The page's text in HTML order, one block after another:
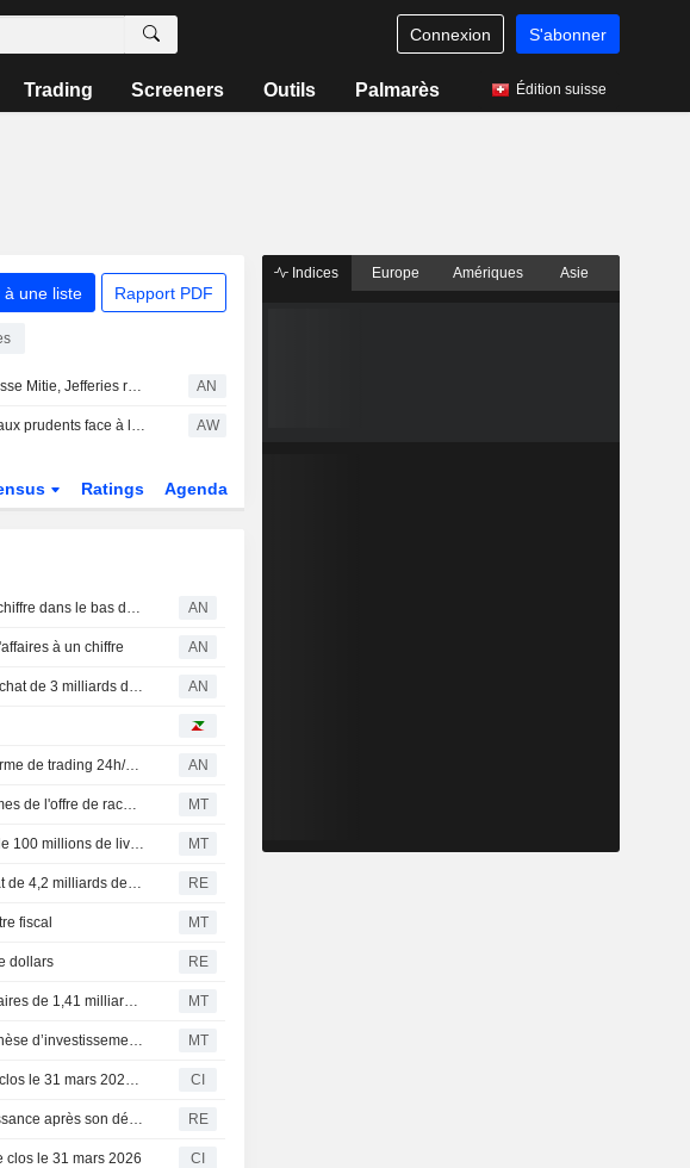
Connexion S'abonner
Trading Screeners Outils Palmarès Édition suisse
à une liste Rapport PDF
Deutsche Bank abaisse Mitie, Jefferies relève Reckitt AN
Les marchés mondiaux prudents face à la hausse des prix du pétrole AW
Ratings Agenda
Mony affiche une croissance de son chiffre d'affaires à un chiffre dans le bas de la fourchette AN
à un chiffre AN
L'action Mitie s'envole après l'acceptation d'une offre de rachat de 3 milliards de livres de la part d'OCS Group AN
Mitie accepte une offre de rachat ; LSEG lance une plateforme de trading 24h/24 et 5j/7 AN
Le conseil d'administration de Mitie Group accepte les termes de l'offre de rachat d'OCS MT
Mitie Group suspend son programme de rachat d'actions de 100 millions de livres face à une offre de rachat MT
Le prestataire britannique Mitie accepte une offre de rachat de 4,2 milliards de dollars par un concurrent soutenu par le capital-investissement, l'action s'envole RE
fiscal MT
dollars RE
Flash résultats (MTO.L) : Mitie Group publie un chiffre d'affaires de 1,41 milliard de livres sterling au premier trimestre fiscal MT
Berenberg affirme que les investisseurs sous-estiment la thèse d’investissement de Mitie Group ; objectif de cours relevé MT
Mitie Group plc propose un dividende final pour l'exercice clos le 31 mars 2026, payable le 27 août 2026 CI
Le DG de Mitie affirme que le groupe est paré pour la croissance après son départ RE
clos le 31 mars 2026 CI
Indices Europe Amériques Asie